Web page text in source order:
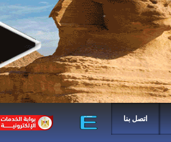
اتصل بنا